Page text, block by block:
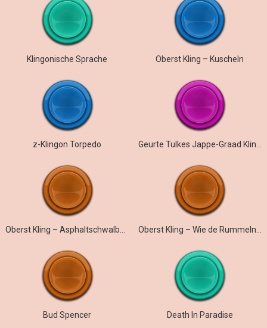
Klingonische Sprache Oberst Kling – Kuscheln
z-Klingon Torpedo
Bud Spencer Death In Paradise